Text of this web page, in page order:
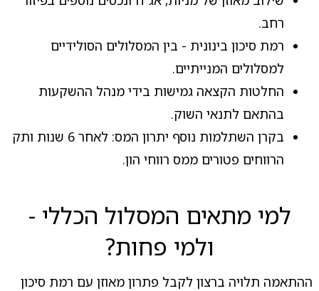
רחב.
רמת סיכון בינונית - בין המסלולים הסולידיים
למסלולים המנייתיים.
החלטות הקצאה גמישות בידי מנהל ההשקעות
בהתאם לתנאי השוק.
בקרן השתלמות נוסף יתרון המס: לאחר 6 שנות ותק
הרווחים פטורים ממס רווחי הון.
למי מתאים המסלול הכללי -
ולמי פחות?
ההתאמה תלויה ברצון לקבל פתרון מאוזן עם רמת סיכון